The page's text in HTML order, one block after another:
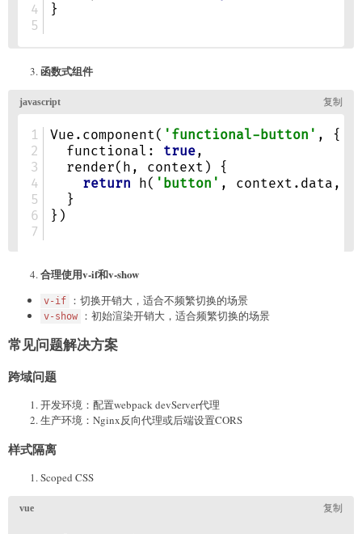
函数式组件
合理使用v-if和v-show
v-if ：切换开销大，适合不频繁切换的场景
v-show ：初始渲染开销大，适合频繁切换的场景
常见问题解决方案
跨域问题
开发环境：配置webpack devServer代理
生产环境：Nginx反向代理或后端设置CORS
样式隔离
Scoped CSS